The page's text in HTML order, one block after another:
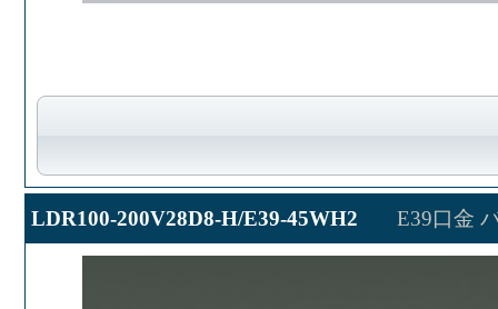
LDR100-200V28D8-H/E39-45WH2 E39口金